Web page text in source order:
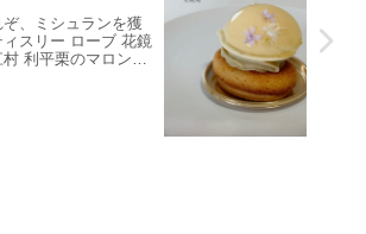
ぞ、ミシュランを獲
スリー ローブ 花鏡
利平栗のマロンパ